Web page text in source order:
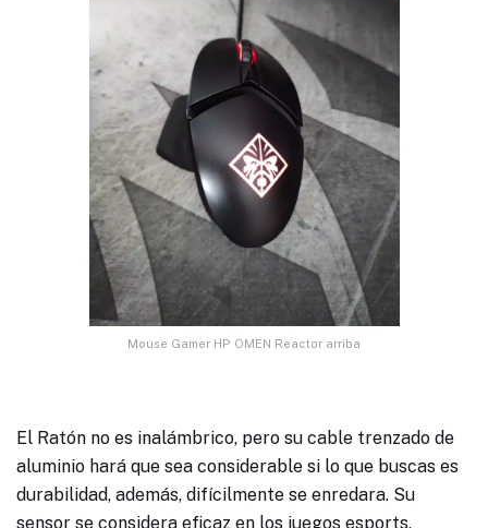
Mouse Gamer HP OMEN Reactor arriba
El Ratón no es inalámbrico, pero su cable trenzado de
aluminio hará que sea considerable si lo que buscas es
durabilidad, además, difícilmente se enredara. Su
sensor se considera eficaz en los juegos esports,